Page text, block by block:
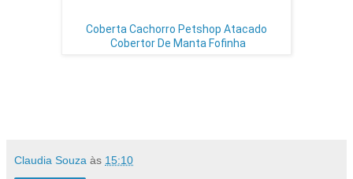
Coberta Cachorro Petshop Atacado
Cobertor De Manta Fofinha
Claudia Souza às 15:10